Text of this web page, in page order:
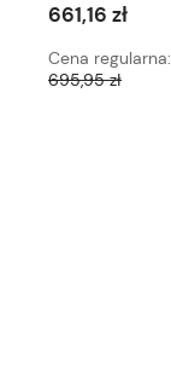
661,16 zł
Cena regularna:
695,95 zł